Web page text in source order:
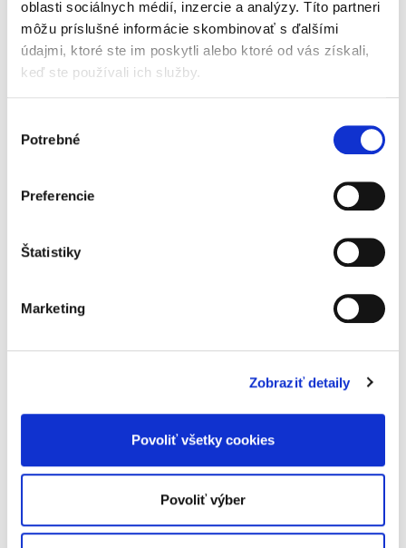
oblasti sociálnych médií, inzercie a analýzy. Títo partneri
môžu príslušné informácie skombinovať s ďalšími
údajmi, ktoré ste im poskytli alebo ktoré od vás získali,
keď ste používali ich služby.
súhlasu
Potrebné
Preferencie
Štatistiky
Marketing
Zobraziť detaily
Povoliť všetky cookies
Povoliť výber
aspekty výkonu
domovej prehliadky
a prehliadky iných
priestorov
Samuel Marr
prehliadky a prehliadky iných priestorov,
pričom autor kladie dôraz na otázky, ktoré
Obnova konania v